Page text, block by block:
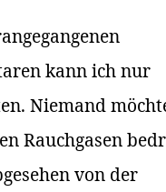
kann ich nur
Niemand
Rauchgasen
von der